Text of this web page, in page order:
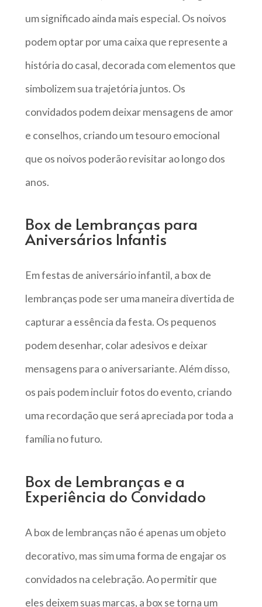
um significado ainda mais especial. Os noivos
podem optar por uma caixa que represente a
história do casal, decorada com elementos que
simbolizem sua trajetória juntos. Os
convidados podem deixar mensagens de amor
e conselhos, criando um tesouro emocional
que os noivos poderão revisitar ao longo dos
anos.
Box de Lembranças para
Aniversários Infantis
Em festas de aniversário infantil, a box de
lembranças pode ser uma maneira divertida de
capturar a essência da festa. Os pequenos
podem desenhar, colar adesivos e deixar
mensagens para o aniversariante. Além disso,
os pais podem incluir fotos do evento, criando
uma recordação que será apreciada por toda a
família no futuro.
Box de Lembranças e a
Experiência do Convidado
A box de lembranças não é apenas um objeto
decorativo, mas sim uma forma de engajar os
convidados na celebração. Ao permitir que
eles deixem suas marcas, a box se torna um